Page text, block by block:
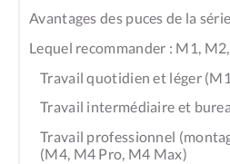
Avantages des puces de la
Lequel recommander : M1,
Travail quotidien et léger
Travail intermédiaire et
Travail professionnel
(M4, M4 Pro, M4 Max)